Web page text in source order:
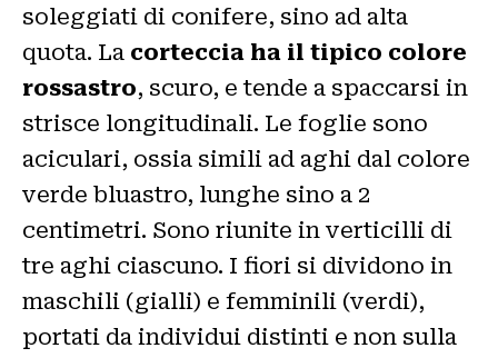
soleggiati di conifere, sino ad alta
quota. La corteccia ha il tipico colore
rossastro, scuro, e tende a spaccarsi in
strisce longitudinali. Le foglie sono
aciculari, ossia simili ad aghi dal colore
verde bluastro, lunghe sino a 2
centimetri. Sono riunite in verticilli di
tre aghi ciascuno. I fiori si dividono in
maschili (gialli) e femminili (verdi),
portati da individui distinti e non sulla